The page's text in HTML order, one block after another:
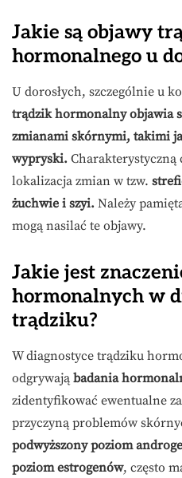
Jakie są objawy
hormonalnego u
U dorosłych, szczególnie u
trądzik hormonalny objawia
zmianami skórnymi, takimi
wypryski. Charakterystyczną
lokalizacja zmian w tzw.
żuchwie i szyi. Należy
mogą nasilać te objawy.
Jakie jest
hormonalnych w
trądziku?
W diagnostyce trądziku
odgrywają badania
zidentyfikować ewentualne
przyczyną problemów
podwyższony poziom
poziom estrogenów, często